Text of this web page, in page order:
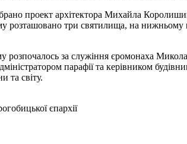
проект архітектора Михайла
розташовано три святилища, на нижньому
розпочалось за служіння єромонаха
парафії та керівником
та світу.
єпархії